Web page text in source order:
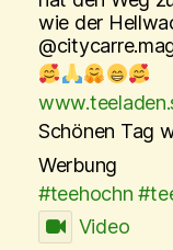
wie der
Schönen Tag
Werbung
#teehochn
Video